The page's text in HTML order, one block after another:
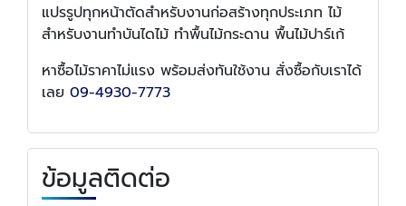
แปรรูปทุกหน้าตัดสำหรับงานก่อสร้างทุกประเภท ไม้
สำหรับงานทำบันไดไม้ ทำพื้นไม้กระดาน พื้นไม้ปาร์เก้
หาซื้อไม้ราคาไม่แรง พร้อมส่งทันใช้งาน สั่งซื้อกับเราได้
เลย 09-4930-7773
ข้อมูลติดต่อ